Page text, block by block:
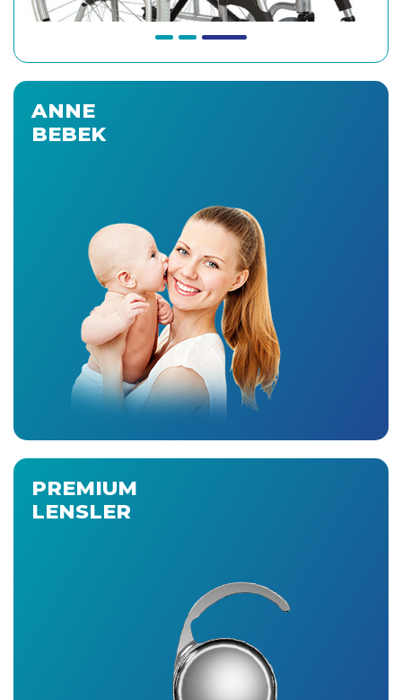
ANNE
BEBEK
PREMIUM
LENSLER